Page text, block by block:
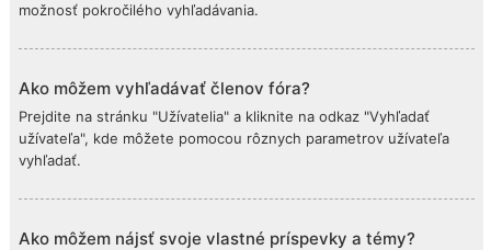
možnosť pokročilého vyhľadávania.
Ako môžem vyhľadávať členov fóra?
Prejdite na stránku "Užívatelia" a kliknite na odkaz "Vyhľadať
užívateľa", kde môžete pomocou rôznych parametrov užívateľa
vyhľadať.
Ako môžem nájsť svoje vlastné príspevky a témy?